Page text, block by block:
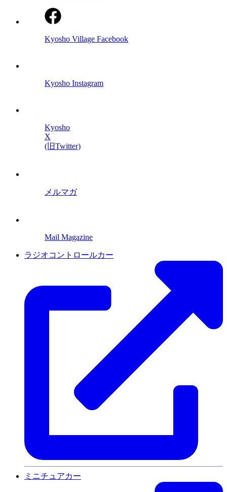
Kyosho Village Facebook
Kyosho Instagram
Kyosho
X
(旧Twitter)
メルマガ
Mail Magazine
ラジオコントロールカー
ミニチュアカー